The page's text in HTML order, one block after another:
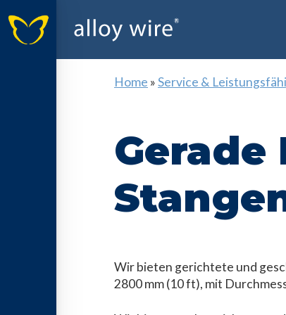
Home »Service &
Gerade
Wir bieten gerichtete und
2800 mm (10 ft), mit